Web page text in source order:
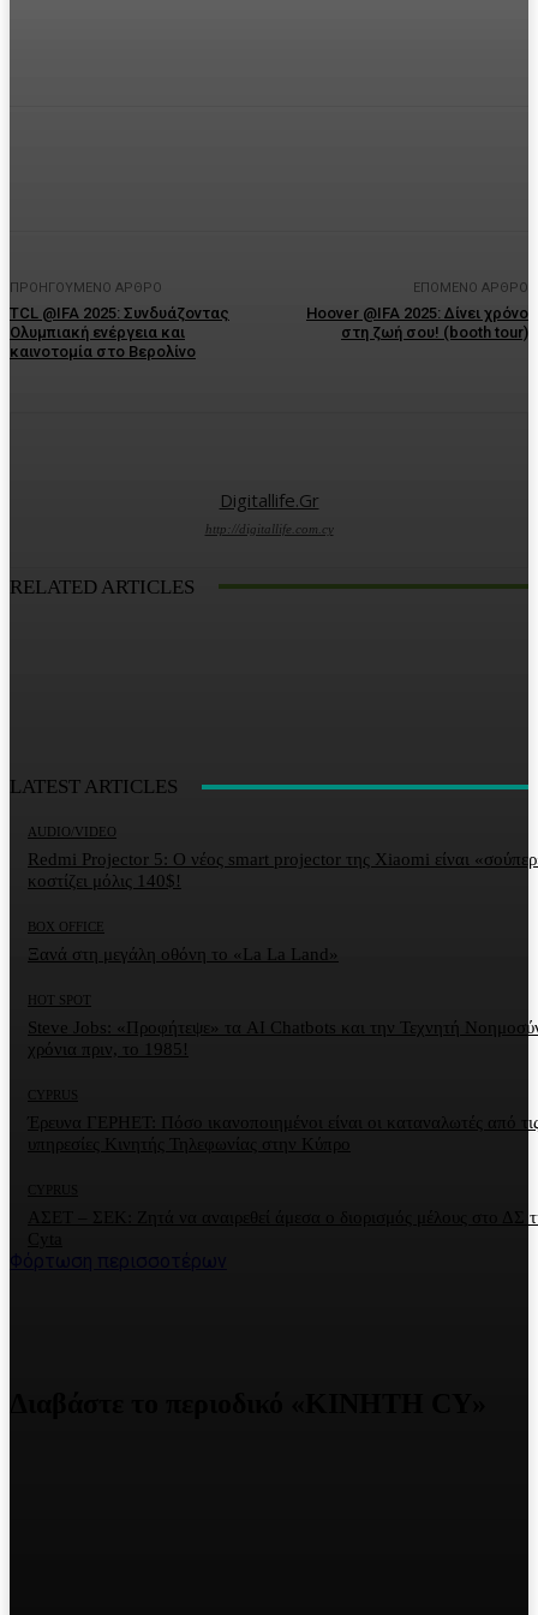
ΠΡΟΗΓΟΎΜΕΝΟ ΆΡΘΡΟ
TCL @IFA 2025: Συνδυάζοντας
Ολυμπιακή ενέργεια και
καινοτομία στο Βερολίνο
ΕΠΌΜΕΝΟ ΆΡΘΡΟ
Hoover @IFA 2025: Δίνει χρόνο
στη ζωή σου! (booth tour)
Digitallife.gr
http://digitallife.com.cy
RELATED ARTICLES
LATEST ARTICLES
AUDIO/VIDEO
Redmi Projector 5: Ο νέος smart projector της Xiaomi είναι
κοστίζει μόλις 140$!
BOX OFFICE
Ξανά στη μεγάλη οθόνη το «La La Land»
HOT SPOT
Steve Jobs: «Προφήτεψε» τα AI Chatbots και την Τεχνητή
χρόνια πριν, το 1985!
CYPRUS
Έρευνα ΓΕΡΗΕΤ: Πόσο ικανοποιημένοι είναι οι καταναλωτές από
υπηρεσίες Κινητής Τηλεφωνίας στην Κύπρο
ΑΣΕΤ – ΣΕΚ: Ζητά να αναιρεθεί άμεσα ο διορισμός μέλους στο ΔΣ